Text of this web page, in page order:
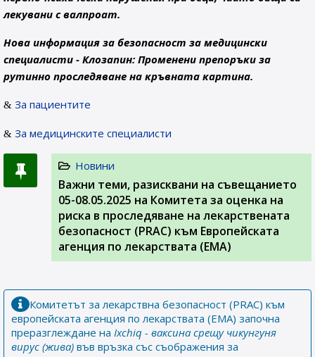
лекувани с валпроат.
Нова информация за безопасност за медицински
специалисти - Клозапин: Променени препоръки за
рутинно проследяване на кръвната картина.
За пациентите
За медицинските специалисти
Новини
Важни теми, разисквани на съвeщанието
05-08.05.2025 на Комитета за оценка на
риска в проследяване на лекарствената
безопасност (PRAC) към Европейската
агенция по лекарствата (ЕМА)
Комитетът за лекарствна безопасност (PRAC) към
европейската агенция по лекарствата (EMA) започна
преразглеждане на Ixchiq - ваксина срещу чикунгуня
вирус (жива) във връзка със съображения за